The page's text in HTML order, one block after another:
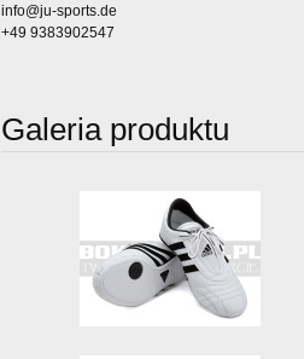
info@ju-sports.de
+49 9383902547
Galeria produktu